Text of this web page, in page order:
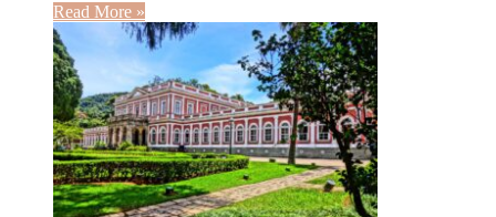
Read More »